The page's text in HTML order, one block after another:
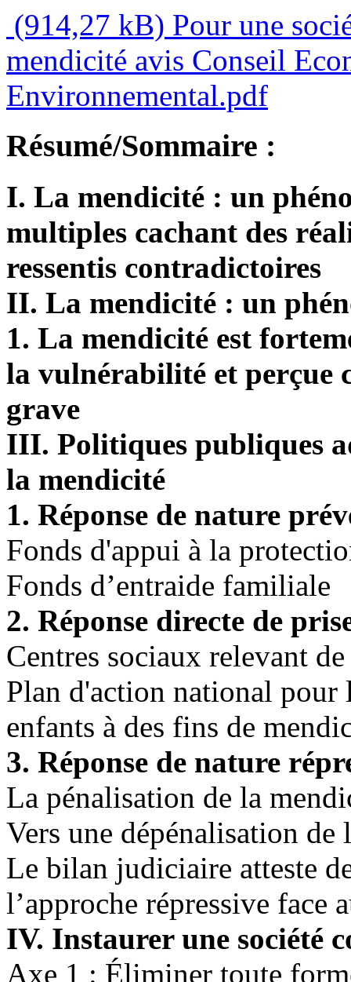
(914,27 kB) Pour une
mendicité avis Conseil
Environnemental.pdf
Résumé/Sommaire :
I. La mendicité : un
multiples cachant des
ressentis contradictoires
II. La mendicité : un
1. La mendicité est
la vulnérabilité et perçue
grave
III. Politiques publiques
la mendicité
1. Réponse de nature
Fonds d'appui à la
Fonds d’entraide familiale
2. Réponse directe de
Centres sociaux relevant
Plan d'action national
enfants à des fins de
3. Réponse de nature
La pénalisation de la
Vers une dépénalisation
Le bilan judiciaire atteste
l’approche répressive face
IV. Instaurer une société
Axe 1 : Éliminer toute